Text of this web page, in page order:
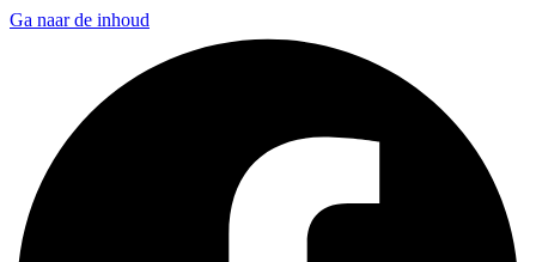
Ga naar de inhoud